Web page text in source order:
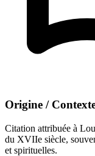
Origine /
Citation attribuée à
du XVIIe siècle,
et spirituelles.